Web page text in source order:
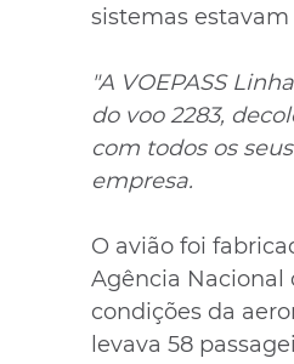
sistemas
"A VOEPASS
do voo 2283,
com todos os
empresa.
O avião foi
Agência Nacional
condições da
levava 58